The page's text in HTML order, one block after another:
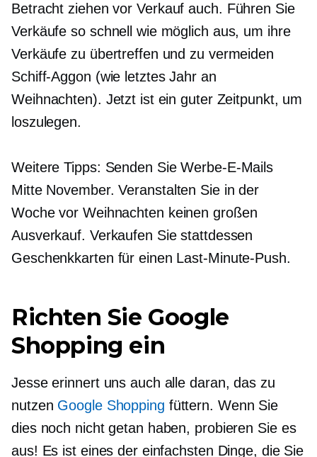
Betracht ziehenvor Verkauf auch. Führen Sie
Verkäufe so schnell wie möglich aus, um ihre
Verkäufe zu übertreffen und zu vermeiden
Schiff-Aggon (wie letztes Jahr an
Weihnachten). Jetzt ist ein guter Zeitpunkt, um
loszulegen.
Weitere Tipps: Senden Sie Werbe-E-Mails
Mitte November. Veranstalten Sie in der
Woche vor Weihnachten keinen großen
Ausverkauf. Verkaufen Sie stattdessen
Geschenkkarten für einen Last-Minute-Push.
Richten Sie Google
Shopping ein
Jesse erinnert uns auch alle daran, das zu
nutzen Google Shopping füttern. Wenn Sie
dies noch nicht getan haben, probieren Sie es
aus! Es ist eines der einfachsten Dinge, die Sie